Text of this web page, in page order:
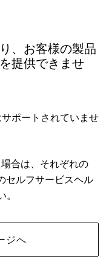
、お客様の製品
提供できませ
ポートされていませ
合は、それぞれの
セルフサービスヘル
ジへ